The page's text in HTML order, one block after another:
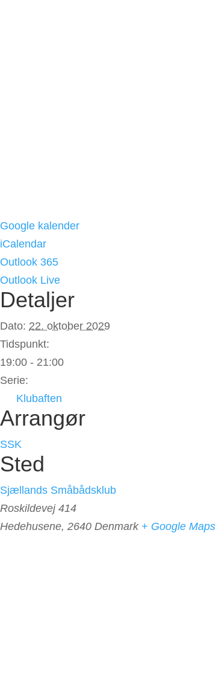
Google kalender
iCalendar
Outlook 365
Outlook Live
Detaljer
Dato: 22. oktober 2029
Tidspunkt:
19:00 - 21:00
Serie:
Klubaften
Arrangør
SSK
Sted
Sjællands Småbådsklub
Roskildevej 414
Hedehusene, 2640 Denmark + Google Maps